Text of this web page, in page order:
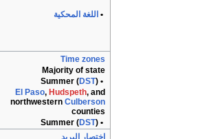
• اللغة المحكية
Time zones
Majority of state
• Summer (
DST)
El Paso, Hudspeth, and
northwestern Culberson
counties
• Summer (
DST)